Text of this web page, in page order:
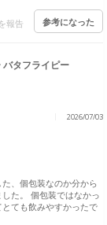
報告 参考になった
タフライピー
2026/07/03
、個包装なのか分から
た。 個包装ではなかっ
ても飲みやすかったで